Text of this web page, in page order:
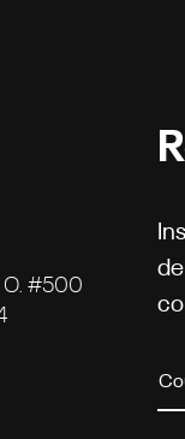
O. #500